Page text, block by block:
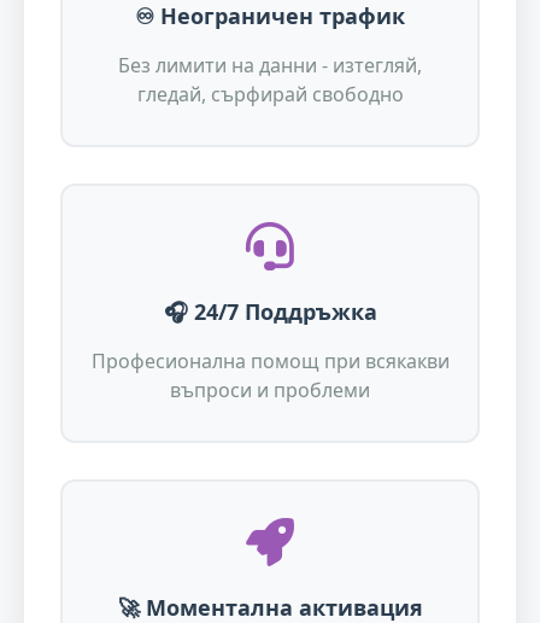
♾️ Неограничен трафик
Без лимити на данни - изтегляй,
гледай, сърфирай свободно
🎧 24/7 Поддръжка
Професионална помощ при всякакви
въпроси и проблеми
🚀 Моментална активация